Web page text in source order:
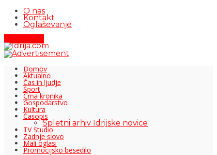
O nas
Kontakt
Oglaševanje
Domov
Aktualno
Čas in ljudje
Šport
Črna kronika
Gospodarstvo
Kultura
Časopis
Spletni arhiv Idrijske novice
TV Studio
Zadnje slovo
Mali oglasi
Promocijsko besedilo